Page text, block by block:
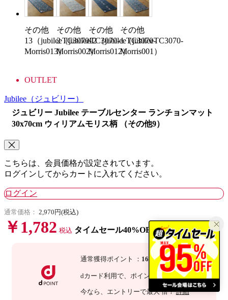
その他
13（jubileeTC3070-
Morris013）
その他
2（jubileeTC3070-
Morris002）
その他
12（jubileeTC3070-
Morris012）
その他
1（jubileeTC3070-
Morris001）
OUTLET
Jubilee （ジュビリー）
ジュビリー Jubilee テーブルセンター ランチョンマット
30x70cm ウィリアムモリス柄 （その他9）
こちらは、会員価格が設定されています。
ログインしてからカートに入れてください。
ログイン
通常価格： 2,970円(税込)
￥1,782 税込 タイムセール40%OFF
通常獲得ポイント ： 16 P
dカード利用で、 ポイント 3 倍 ： 48P
今なら 、エントリーで最大 倍！詳細